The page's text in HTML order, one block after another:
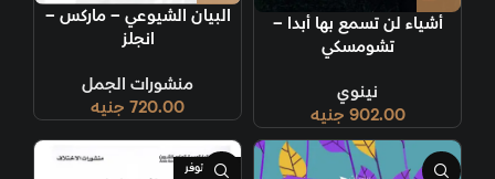
أشياء لن تسمع بها أبدا –
تشومسكي
نينوي
902.00 جنيه
البيان الشيوعي – ماركس –
انجلز
منشورات الجمل
720.00 جنيه
غير متوفر